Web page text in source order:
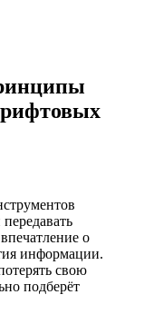
о
информации.
свою
подберёт